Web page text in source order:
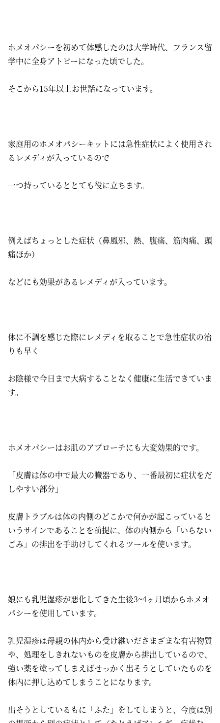
ホメオパシーを初めて体感したのは大学時代、フランス留
学中に全身アトピーになった頃でした。
そこから15年以上お世話になっています。
家庭用のホメオパシーキットには急性症状によく使用され
るレメディが入っているので
一つ持っているととても役に立ちます。
例えばちょっとした症状（鼻風邪、熱、腹痛、筋肉痛、頭
痛ほか）
などにも効果があるレメディが入っています。
体に不調を感じた際にレメディを取ることで急性症状の治
りも早く
お陰様で今日まで大病することなく健康に生活できていま
す。
ホメオパシーはお肌のアプローチにも大変効果的です。
「皮膚は体の中で最大の臓器であり、一番最初に症状をだ
しやすい部分」
皮膚トラブルは体の内側のどこかで何かが起こっていると
いうサインであることを前提に、体の内側から「いらない
ごみ」の排出を手助けしてくれるツールを使います。
娘にも乳児湿疹が悪化してきた生後3~4ヶ月頃からホメオ
パシーを使用しています。
乳児湿疹は母親の体内から受け継いださまざまな有害物質
や、処理をしきれないものを皮膚から排出しているので、
強い薬を塗ってしまえばせっかく出そうとしていたものを
体内に押し込めてしまうことになります。
出そうとしているもに「ふた」をしてしまうと、今度は別